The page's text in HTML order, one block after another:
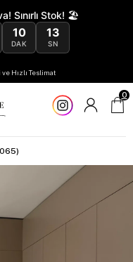
Sınırlı Stok! 🏖️
10
DAK
12
SN
0